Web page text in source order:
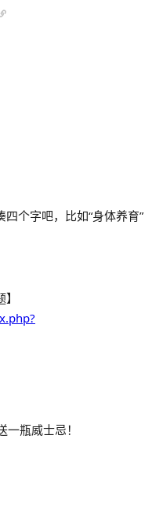
个字吧，比如“身体养育”
瓶威士忌！